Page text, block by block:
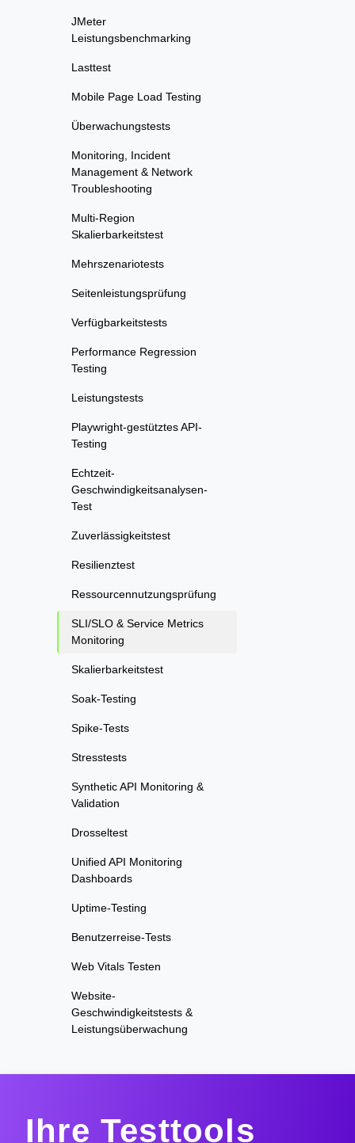
JMeter
Leistungsbenchmarking
Lasttest
Mobile Page Load Testing
Überwachungstests
Monitoring, Incident
Management & Network
Troubleshooting
Multi-Region
Skalierbarkeitstest
Mehrszenariotests
Seitenleistungsprüfung
Verfügbarkeitstests
Performance Regression
Testing
Leistungstests
Playwright-gestütztes API-
Testing
Echtzeit-
Geschwindigkeitsanalysen-
Test
Zuverlässigkeitstest
Resilienztest
Ressourcennutzungsprüfung
SLI/SLO & Service Metrics
Monitoring
Skalierbarkeitstest
Soak-Testing
Spike-Tests
Stresstests
Synthetic API Monitoring &
Validation
Drosseltest
Unified API Monitoring
Dashboards
Uptime-Testing
Benutzerreise-Tests
Web Vitals Testen
Website-
Geschwindigkeitstests &
Leistungsüberwachung
Ihre Testtools